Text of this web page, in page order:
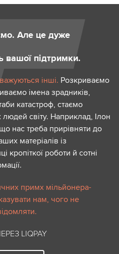
Але це дуже
вашої підтримки.
інші. Розкриваємо
імена зрадників,
катастроф, стаємо
світу. Наприклад, Ілон
нас треба прирівняти до
матеріалів із
кропіткої роботи й сотні
примх мільйонера-
нам, чого не
LIQPAY